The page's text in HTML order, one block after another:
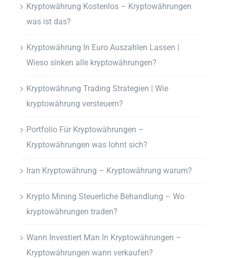
Kryptowährung Kostenlos – Kryptowährungen
was ist das?
Kryptowährung In Euro Auszahlen Lassen |
Wieso sinken alle kryptowährungen?
Kryptowährung Trading Strategien | Wie
kryptowährung versteuern?
Portfolio Für Kryptowährungen –
Kryptowährungen was lohnt sich?
Iran Kryptowährung – Kryptowährung warum?
Krypto Mining Steuerliche Behandlung – Wo
kryptowährungen traden?
Wann Investiert Man In Kryptowährungen –
Kryptowährungen wann verkaufen?